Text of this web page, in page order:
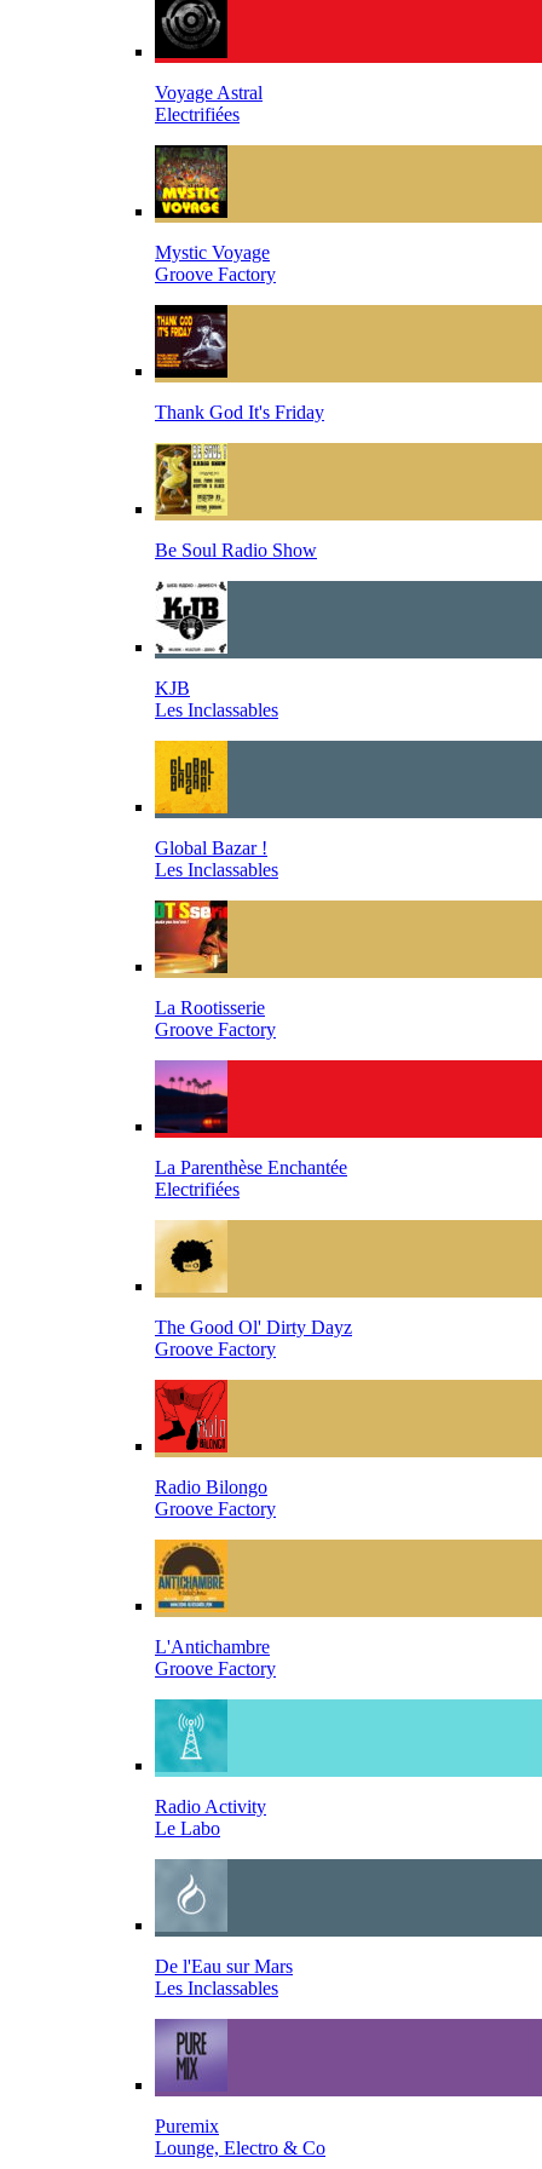
Voyage Astral
Electrifiées
Mystic Voyage
Groove Factory
Thank God It's Friday
Be Soul Radio Show
KJB
Les Inclassables
Global Bazar !
Les Inclassables
La Rootisserie
Groove Factory
La Parenthèse Enchantée
Electrifiées
The Good Ol' Dirty Dayz
Groove Factory
Radio Bilongo
Groove Factory
L'Antichambre
Groove Factory
Radio Activity
Le Labo
De l'Eau sur Mars
Les Inclassables
Puremix
Lounge, Electro & Co